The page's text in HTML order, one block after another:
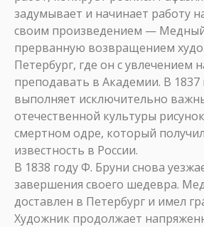
задумывает и начинает работу
своим произведением —
прерванную возвращением
Петербург, где он с увлечением
преподавать в Академии. В 1837
выполняет исключительно
отечественной культуры
смертном одре, который
известность в России.
В 1838 году Ф. Бруни снова
завершения своего шедевра.
доставлен в Петербург и имел
Художник продолжает